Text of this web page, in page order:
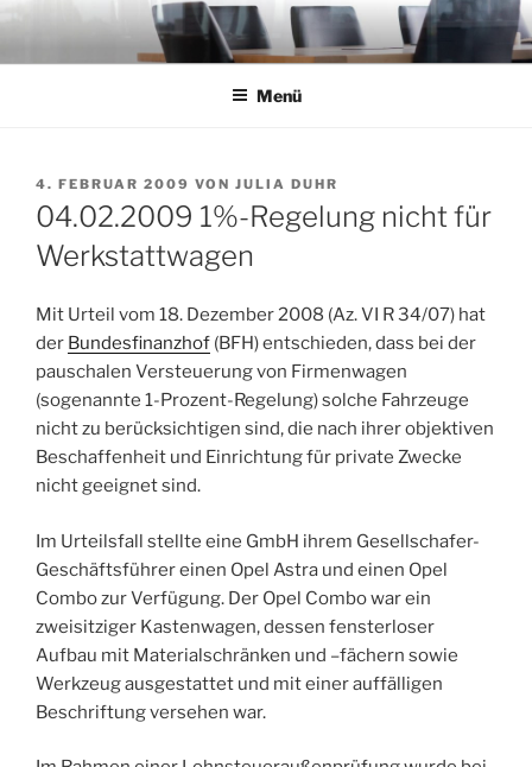
Zum
springen
Menü
VERÖFFENTLICHT
AM
4. FEBRUAR 2009 VON JULIA DUHR
04.02.2009 1%-Regelung nicht für
Werkstattwagen
Mit Urteil vom 18. Dezember 2008 (Az. VI R 34/07) hat
der Bundesfinanzhof (BFH) entschieden, dass bei der
pauschalen Versteuerung von Firmenwagen
(sogenannte 1-Prozent-Regelung) solche Fahrzeuge
nicht zu berücksichtigen sind, die nach ihrer objektiven
Beschaffenheit und Einrichtung für private Zwecke
nicht geeignet sind.
Im Urteilsfall stellte eine GmbH ihrem Gesellschafer-
Geschäftsführer einen Opel Astra und einen Opel
Combo zur Verfügung. Der Opel Combo war ein
zweisitziger Kastenwagen, dessen fensterloser
Aufbau mit Materialschränken und –fächern sowie
Werkzeug ausgestattet und mit einer auffälligen
Beschriftung versehen war.